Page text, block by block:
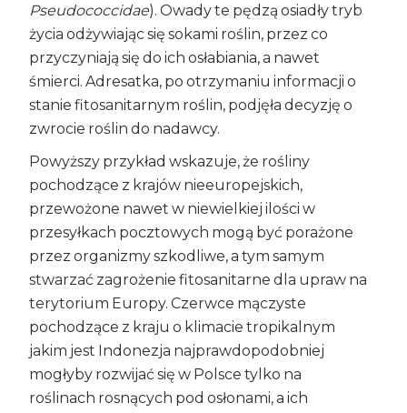
Pseudococcidae). Owady te pędzą osiadły tryb
życia odżywiając się sokami roślin, przez co
przyczyniają się do ich osłabiania, a nawet
śmierci. Adresatka, po otrzymaniu informacji o
stanie fitosanitarnym roślin, podjęła decyzję o
zwrocie roślin do nadawcy.
Powyższy przykład wskazuje, że rośliny
pochodzące z krajów nieeuropejskich,
przewożone nawet w niewielkiej ilości w
przesyłkach pocztowych mogą być porażone
przez organizmy szkodliwe, a tym samym
stwarzać zagrożenie fitosanitarne dla upraw na
terytorium Europy. Czerwce mączyste
pochodzące z kraju o klimacie tropikalnym
jakim jest Indonezja najprawdopodobniej
mogłyby rozwijać się w Polsce tylko na
roślinach rosnących pod osłonami, a ich